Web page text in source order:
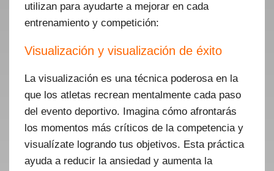
utilizan para ayudarte a mejorar en cada
entrenamiento y competición:
Visualización y visualización de éxito
La visualización es una técnica poderosa en la
que los atletas recrean mentalmente cada paso
del evento deportivo. Imagina cómo afrontarás
los momentos más críticos de la competencia y
visualízate logrando tus objetivos. Esta práctica
ayuda a reducir la ansiedad y aumenta la